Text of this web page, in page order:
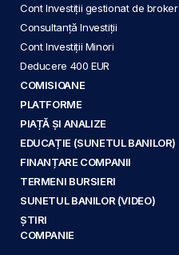
Cont Investiții gestionat de broker
Consultanță Investiții
Cont Investiții Minori
Deducere 400 EUR
COMISIOANE
PLATFORME
PIAȚĂ ȘI ANALIZE
EDUCAȚIE (SUNETUL BANILOR)
FINANȚARE COMPANII
TERMENI BURSIERI
SUNETUL BANILOR (VIDEO)
ȘTIRI
COMPANIE